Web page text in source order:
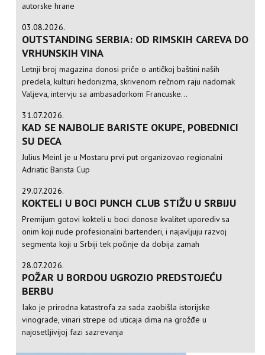
autorske hrane
03.08.2026.
OUTSTANDING SERBIA: OD RIMSKIH CAREVA DO
VRHUNSKIH VINA
Letnji broj magazina donosi priče o antičkoj baštini naših
predela, kulturi hedonizma, skrivenom rečnom raju nadomak
Valjeva, intervju sa ambasadorkom Francuske...
31.07.2026.
KAD SE NAJBOLJE BARISTE OKUPE, POBEDNICI
SU DECA
Julius Meinl je u Mostaru prvi put organizovao regionalni
Adriatic Barista Cup
29.07.2026.
KOKTELI U BOCI PUNCH CLUB STIŽU U SRBIJU
Premijum gotovi kokteli u boci donose kvalitet uporediv sa
onim koji nude profesionalni bartenderi, i najavljuju razvoj
segmenta koji u Srbiji tek počinje da dobija zamah
28.07.2026.
POŽAR U BORDOU UGROZIO PREDSTOJEĆU
BERBU
Iako je prirodna katastrofa za sada zaobišla istorijske
vinograde, vinari strepe od uticaja dima na grožđe u
najosetljivijoj fazi sazrevanja